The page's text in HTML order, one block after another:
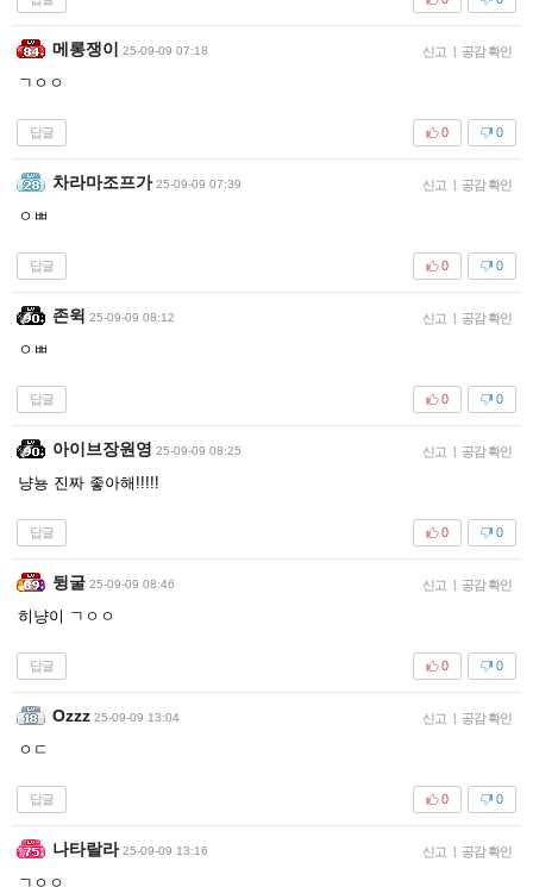
메롱쟁이 25-09-09 07:18 신고 | 공감 확인
ㄱㅇㅇ
답글 0
0
차라마조프가 25-09-09 07:39 신고 | 공감 확인
ㅇㅃ
답글 0
0
존윅 25-09-09 08:12 신고 | 공감 확인
ㅇㅃ
답글 0
0
아이브장원영 25-09-09 08:25 신고 | 공감 확인
냥뇽 진짜 좋아해!!!!!
답글 0
0
뒹굴 25-09-09 08:46 신고 | 공감 확인
히냥이 ㄱㅇㅇ
답글 0
0
Ozzz 25-09-09 13:04 신고 | 공감 확인
ㅇㄷ
답글 0
0
나타랄라 25-09-09 13:16 신고 | 공감 확인
ㄱㅇㅇ